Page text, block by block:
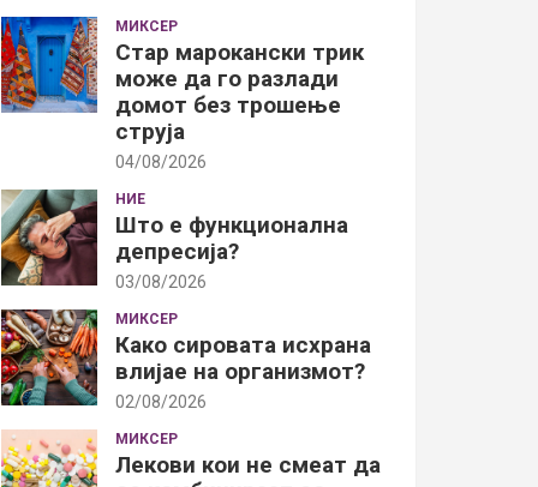
МИКСЕР
Стар марокански трик
може да го разлади
домот без трошење
струја
04/08/2026
НИЕ
Што е функционална
депресија?
03/08/2026
МИКСЕР
Како сировата исхрана
влијае на организмот?
02/08/2026
МИКСЕР
Лекови кои не смеат да